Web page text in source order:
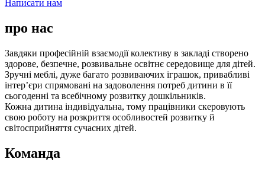
Написати нам
про нас
Завдяки професійній взаємодії колективу в закладі створено
здорове, безпечне, розвивальне освітнє середовище для дітей.
Зручні меблі, дуже багато розвиваючих іграшок, привабливі
інтер’єри спрямовані на задоволення потреб дитини в її
сьогоденні та всебічному розвитку дошкільників.
Кожна дитина індивідуальна, тому працівники скеровують
свою роботу на розкриття особливостей розвитку й
світосприйняття сучасних дітей.
Команда